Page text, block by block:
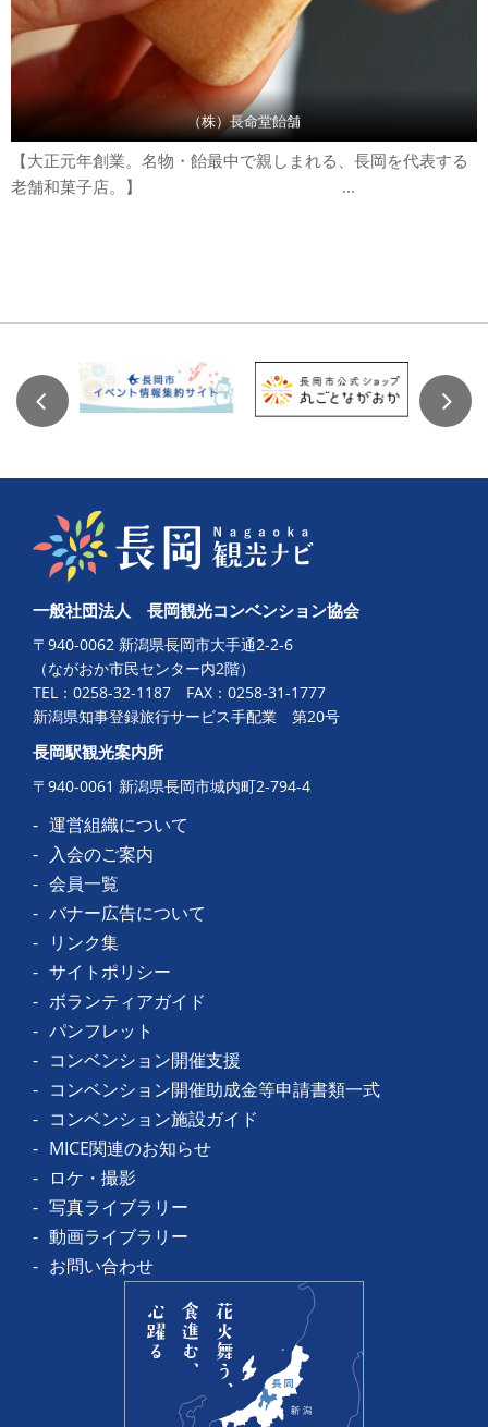
（株）長命堂飴舗
【大正元年創業。名物・飴最中で親しまれる、長岡を代表する
老舗和菓子店。】 ...
一般社団法人 長岡観光コンベンション協会
〒940-0062 新潟県長岡市大手通2-2-6
（ながおか市民センター内2階）
TEL： 0258-32-1187 FAX：0258-31-1777
新潟県知事登録旅行サービス手配業 第20号
長岡駅観光案内所
〒940-0061 新潟県長岡市城内町2-794-4
運営組織について
入会のご案内
会員一覧
バナー広告について
リンク集
サイトポリシー
ボランティアガイド
パンフレット
コンベンション開催支援
コンベンション開催助成金等申請書類一式
コンベンション施設ガイド
MICE関連のお知らせ
ロケ・撮影
写真ライブラリー
動画ライブラリー
お問い合わせ